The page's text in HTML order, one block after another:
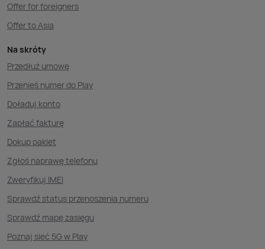
Offer for foreigners
Offer to Asia
Na skróty
Przedłuż umowę
Przenieś numer do Play
Doładuj konto
Zapłać fakturę
Dokup pakiet
Zgłoś naprawę telefonu
Zweryfikuj IMEI
Sprawdź status przenoszenia numeru
Sprawdź mapę zasięgu
Poznaj sieć 5G w Play